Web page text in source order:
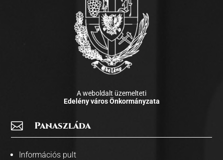
A weboldalt üzemelteti
Edelény város Önkormányzata
 Panaszláda
Információs pult